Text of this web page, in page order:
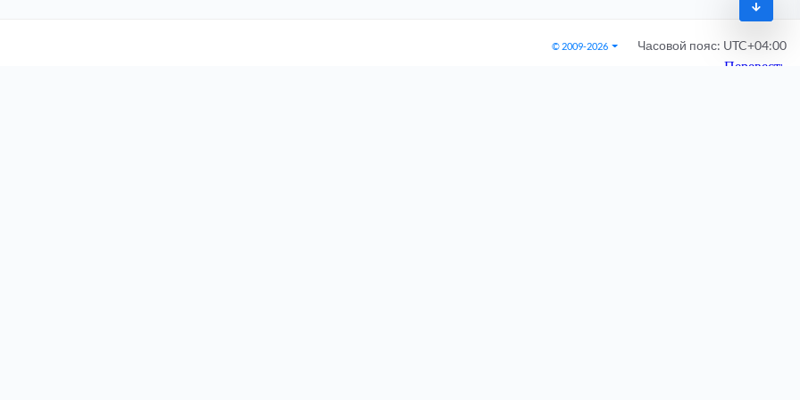
© 2009-2026 Часовой пояс: UTC+04:00